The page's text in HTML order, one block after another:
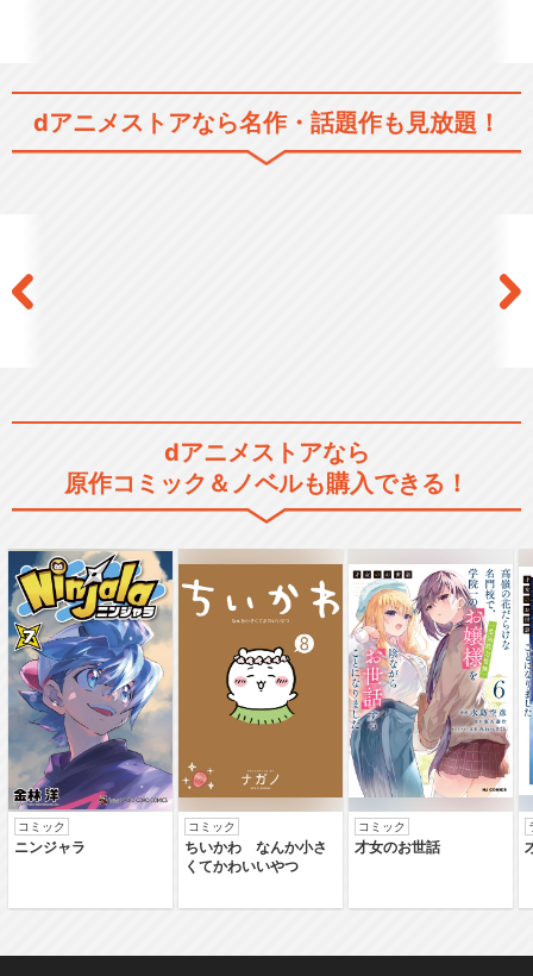
ブラック・ジャック ふたりの
ブラック・ジャック ＜オリジ
ナルアニメ＞
ブラック・ジャック＜Flash
ブラック・ジャック＜OVA＞
dアニメストアなら名作・話題作も見放題！
dアニメストアなら
原作コミック＆ノベルも購入できる！
コミック
ニンジャラ
コミック
ちいかわ なんか小さ
くてかわいいやつ
コミック
才女のお世話